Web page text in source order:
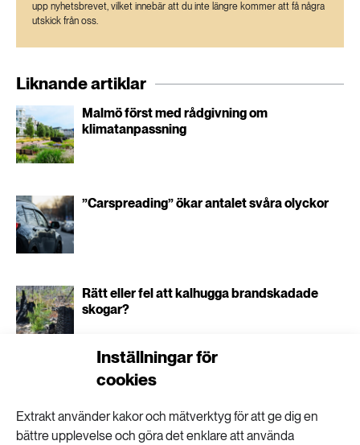
Inställningar för
cookies
Extrakt använder kakor och mätverktyg för att ge dig en
bättre upplevelse och göra det enklare att använda
upp nyhetsbrevet, vilket innebär att du inte längre kommer att få några
utskick från oss.
Liknande artiklar
Malmö först med rådgivning om
klimatanpassning
”Carspreading” ökar antalet svåra olyckor
Rätt eller fel att kalhugga brandskadade
skogar?
”Man kan se olja, diesel och bensin som ett